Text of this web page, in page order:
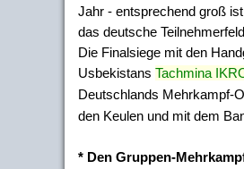
Jahr - entsprechend groß
das deutsche
Die Finalsiege mit den
Usbekistans Tachmina
Deutschlands Mehrkampf-
den Keulen und mit dem
* Den Gruppen-